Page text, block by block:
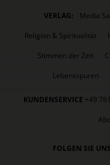
VERLAG:
Media
Religion & Spiritualität
Stimmen der Zeit
Lebensspuren
KUNDENSERVICE +49
FOLGEN SIE